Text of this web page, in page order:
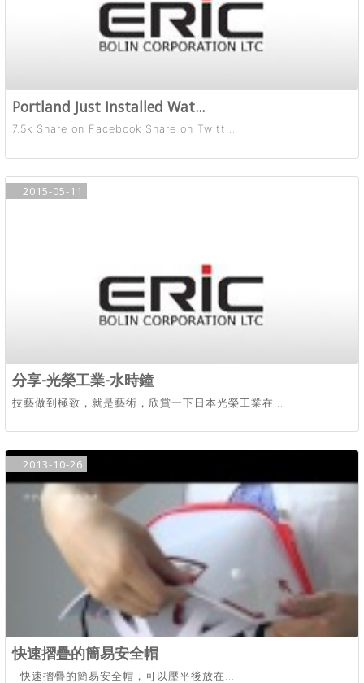
Portland Just Installed Wat...
7.5k Share on Facebook Share on Twitt...
2015-05-11
分享-光榮工業-水時鐘
技藝做到極致，就是藝術，欣賞一下日本光榮工業在...
2013-10-26
快速摺疊的簡易安全帽
快速摺疊的簡易安全帽，可以壓平後放在...